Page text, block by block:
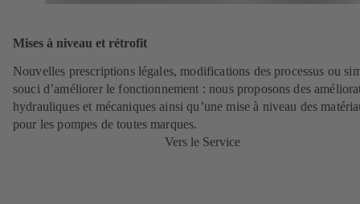
Mises à niveau et rétrofit
Nouvelles prescriptions légales, modifications des processus ou
souci d’améliorer le fonctionnement : nous proposons des
hydrauliques et mécaniques ainsi qu’une mise à niveau des
pour les pompes de toutes marques.
Vers le Service